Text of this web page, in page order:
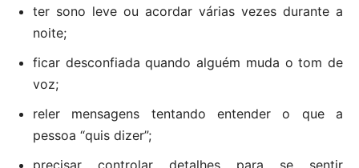
ter sono leve ou acordar várias vezes durante a
noite;
ficar desconfiada quando alguém muda o tom de
voz;
reler mensagens tentando entender o que a
pessoa “quis dizer”;